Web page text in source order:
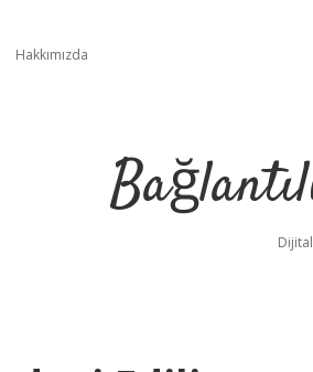
Hakkımızda